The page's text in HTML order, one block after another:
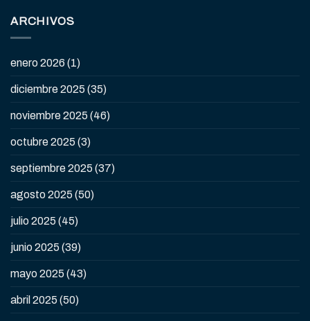
ARCHIVOS
enero 2026 (1)
diciembre 2025 (35)
noviembre 2025 (46)
octubre 2025 (3)
septiembre 2025 (37)
agosto 2025 (50)
julio 2025 (45)
junio 2025 (39)
mayo 2025 (43)
abril 2025 (50)